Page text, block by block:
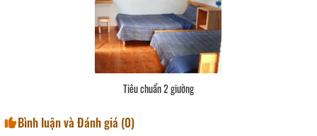
Tiêu chuẩn 2 giường
Bình luận và Đánh giá (0)